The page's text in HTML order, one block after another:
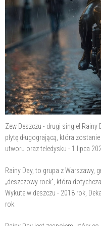
Zew Deszczu - drugi singiel
płytę długogrającą, która
utworu oraz teledysku - 1 lipca
Rainy Day, to grupa z Warszawy,
„deszczowy rock”, która
Wykute w deszczu - 2018 rok,
rok.